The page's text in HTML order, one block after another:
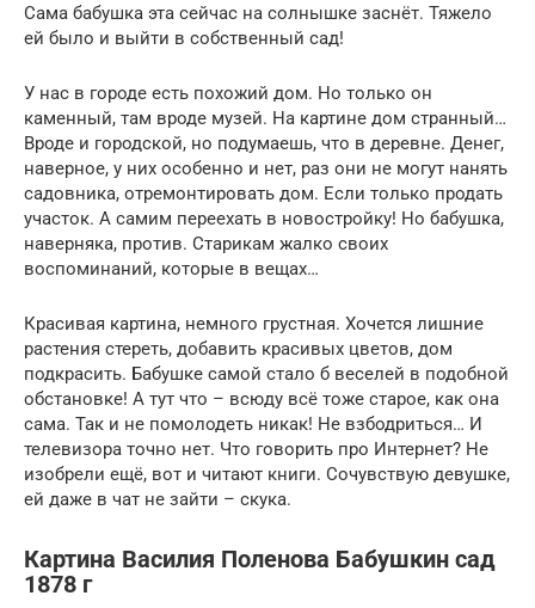
Сама бабушка эта сейчас на солнышке заснёт. Тяжело
ей было и выйти в собственный сад!
У нас в городе есть похожий дом. Но только он
каменный, там вроде музей. На картине дом странный…
Вроде и городской, но подумаешь, что в деревне. Денег,
наверное, у них особенно и нет, раз они не могут нанять
садовника, отремонтировать дом. Если только продать
участок. А самим переехать в новостройку! Но бабушка,
наверняка, против. Старикам жалко своих
воспоминаний, которые в вещах…
Красивая картина, немного грустная. Хочется лишние
растения стереть, добавить красивых цветов, дом
подкрасить. Бабушке самой стало б веселей в подобной
обстановке! А тут что – всюду всё тоже старое, как она
сама. Так и не помолодеть никак! Не взбодриться… И
телевизора точно нет. Что говорить про Интернет? Не
изобрели ещё, вот и читают книги. Сочувствую девушке,
ей даже в чат не зайти – скука.
Картина Василия Поленова Бабушкин сад
1878 г